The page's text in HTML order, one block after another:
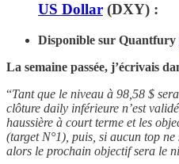
US Dollar (DXY) :
Disponible sur Quantfury
La semaine passée, j’écrivais
“Tant que le niveau à 98,58 $
clôture daily inférieure n’est
haussière à court terme et les
(target N°1), puis, si aucun top ne
alors le prochain objectif sera le